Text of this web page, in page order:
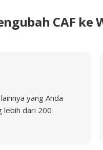
CAF ke
yang Anda
lebih dari 200